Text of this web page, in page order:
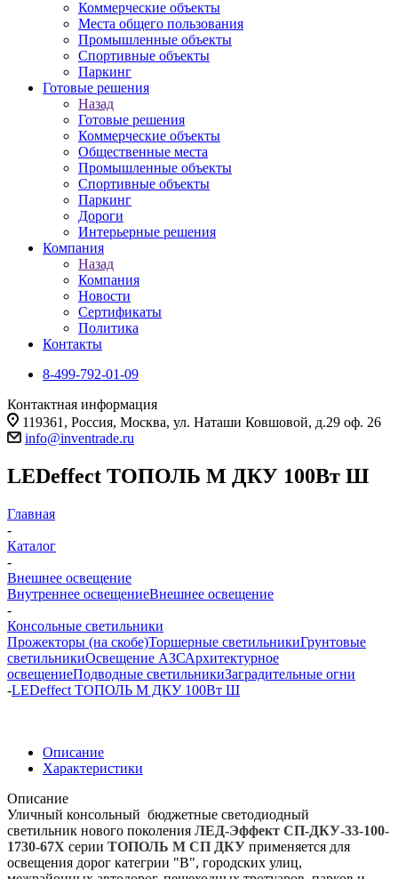
Коммерческие объекты
Места общего пользования
Промышленные объекты
Спортивные объекты
Паркинг
Готовые решения
Назад
Готовые решения
Коммерческие объекты
Общественные места
Промышленные объекты
Спортивные объекты
Паркинг
Дороги
Интерьерные решения
Компания
Назад
Компания
Новости
Сертификаты
Политика
Контакты
8-499-792-01-09
Контактная информация
119361, Россия, Москва, ул. Наташи Ковшовой, д.29 оф. 26
info@inventrade.ru
LEDeffect ТОПОЛЬ М ДКУ 100Вт Ш
Главная
-
Каталог
-
Внешнее освещение
Внутреннее освещениеВнешнее освещение
-
Консольные светильники
Прожекторы (на скобе)Торшерные светильникиГрунтовые
светильникиОсвещение АЗСАрхитектурное
освещениеПодводные светильникиЗаградительные огни
-LEDeffect ТОПОЛЬ М ДКУ 100Вт Ш
Описание
Характеристики
Описание
Уличный консольный бюджетные светодиодный
светильник нового поколения ЛЕД-Эффект СП-ДКУ-33-100-
1730-67Х серии ТОПОЛЬ М СП ДКУ применяется для
освещения дорог категрии "В", городских улиц,